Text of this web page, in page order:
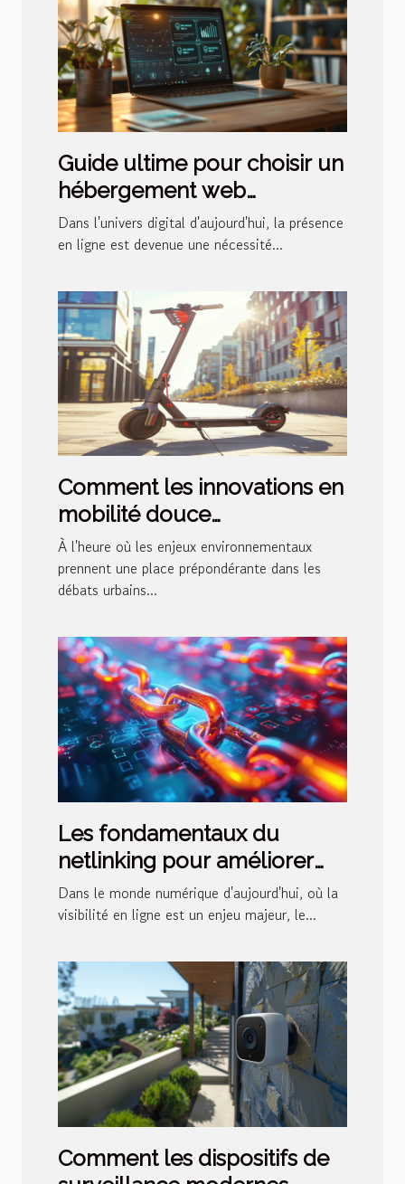
Guide ultime pour choisir un
hébergement web
performant et sécurisé
Dans l'univers digital d'aujourd'hui, la présence
en ligne est devenue une nécessité...
Comment les innovations en
mobilité douce
transforment-elles les villes
modernes ?
À l'heure où les enjeux environnementaux
prennent une place prépondérante dans les
débats urbains...
Les fondamentaux du
netlinking pour améliorer
votre positionnement SEO
Dans le monde numérique d'aujourd'hui, où la
visibilité en ligne est un enjeu majeur, le...
Comment les dispositifs de